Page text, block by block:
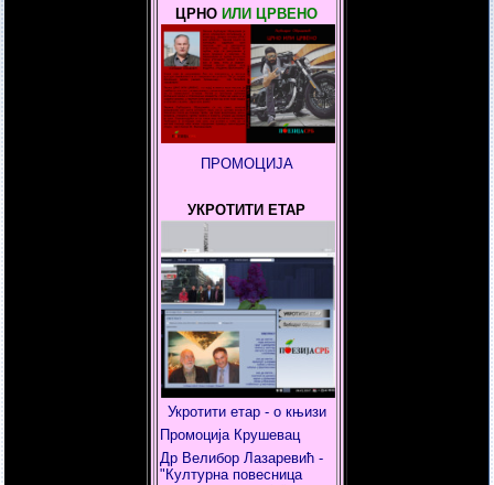
ЦРНО ИЛИ ЦРВЕНО
ПРОМОЦИЈА
УКРОТИТИ ЕТАР
Укротити етар - о књизи
Промоција Крушевац
Др Велибор Лазаревић -
"Културна повесница